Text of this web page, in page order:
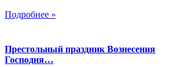
Подробнее »
Престольный праздник Вознесения
Господня…